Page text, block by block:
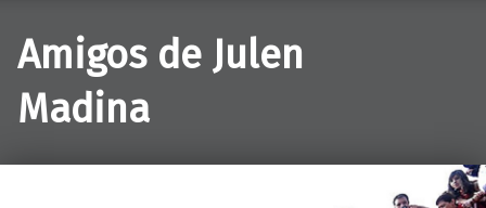
Amigos de Julen
Madina